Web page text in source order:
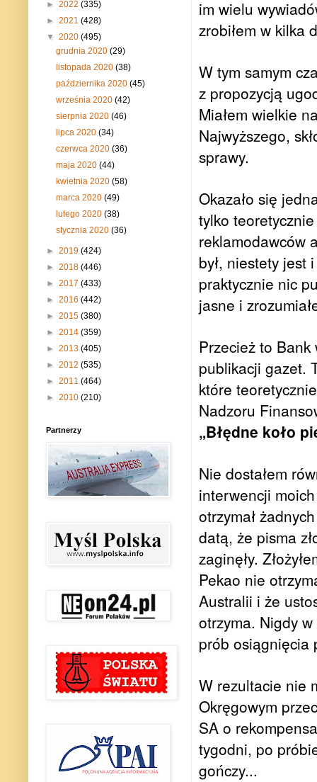
im wielu
zrobiłem w kilka
W tym samym
z propozycją
Miałem wielkie
Najwyższego,
sprawy.
Okazało się
tylko
reklamodawców
był, niestety
praktycznie nic
jasne i
Przecież to Bank
publikacji gazet.
które
Nadzoru
„Błędne koło
Nie dostałem
interwencji
otrzymał
datą, że pisma
zaginęły.
Pekao nie
Australii i że
otrzyma. Nigdy
prób osiągnięcia
W rezultacie nie
Okręgowym
SA o
tygodni, po
gończy...
► 2022 (335)
► 2021 (428)
▼ 2020 (495)
grudnia 2020(29)
listopada 2020(38)
października 2020(45)
września 2020(42)
sierpnia 2020(46)
lipca 2020(34)
czerwca 2020(36)
maja 2020(44)
kwietnia 2020(58)
marca 2020(49)
lutego 2020(38)
stycznia 2020(36)
► 2019 (424)
► 2018 (446)
► 2017 (433)
► 2016 (442)
► 2015 (380)
► 2014 (359)
► 2013 (405)
► 2012 (535)
► 2011 (464)
► 2010 (210)
Partnerzy